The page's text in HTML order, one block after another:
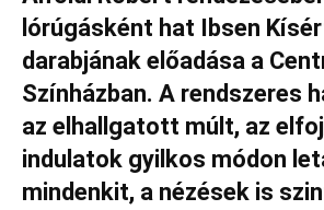
lórúgásként hat Ibsen
darabjának előadása a
Színházban. A rendszeres
az elhallgatott múlt, az
indulatok gyilkos módon
mindenkit, a nézések is